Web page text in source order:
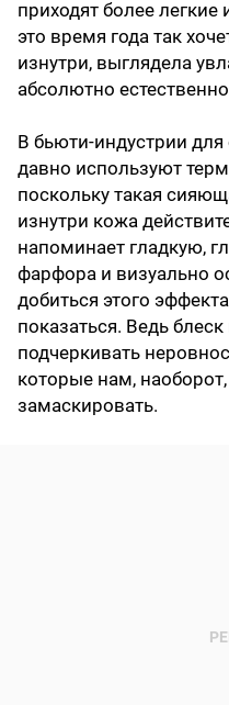
приходят более
это время года так
изнутри, выглядела
абсолютно
В бьюти-индустрии для
давно используют
поскольку такая
изнутри кожа
напоминает гладкую,
фарфора и визуально
добиться этого
показаться. Ведь
подчеркивать
которые нам,
замаскировать.